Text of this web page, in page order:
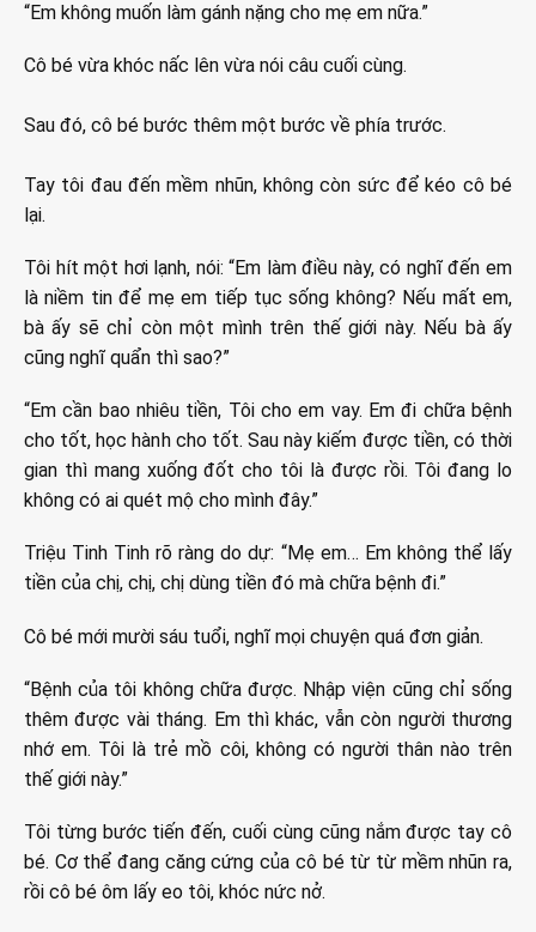
“Em không muốn làm gánh nặng cho mẹ em nữa.”
Cô bé vừa khóc nấc lên vừa nói câu cuối cùng.
Sau đó, cô bé bước thêm một bước về phía trước.
Tay tôi đau đến mềm nhũn, không còn sức để kéo cô bé
lại.
Tôi hít một hơi lạnh, nói: “Em làm điều này, có nghĩ đến em
là niềm tin để mẹ em tiếp tục sống không? Nếu mất em,
bà ấy sẽ chỉ còn một mình trên thế giới này. Nếu bà ấy
cũng nghĩ quẩn thì sao?”
“Em cần bao nhiêu tiền, Tôi cho em vay. Em đi chữa bệnh
cho tốt, học hành cho tốt. Sau này kiếm được tiền, có thời
gian thì mang xuống đốt cho tôi là được rồi. Tôi đang lo
không có ai quét mộ cho mình đây.”
Triệu Tinh Tinh rõ ràng do dự: “Mẹ em… Em không thể lấy
tiền của chị, chị, chị dùng tiền đó mà chữa bệnh đi.”
Cô bé mới mười sáu tuổi, nghĩ mọi chuyện quá đơn giản.
“Bệnh của tôi không chữa được. Nhập viện cũng chỉ sống
thêm được vài tháng. Em thì khác, vẫn còn người thương
nhớ em. Tôi là trẻ mồ côi, không có người thân nào trên
thế giới này.”
Tôi từng bước tiến đến, cuối cùng cũng nắm được tay cô
bé. Cơ thể đang căng cứng của cô bé từ từ mềm nhũn ra,
rồi cô bé ôm lấy eo tôi, khóc nức nở.